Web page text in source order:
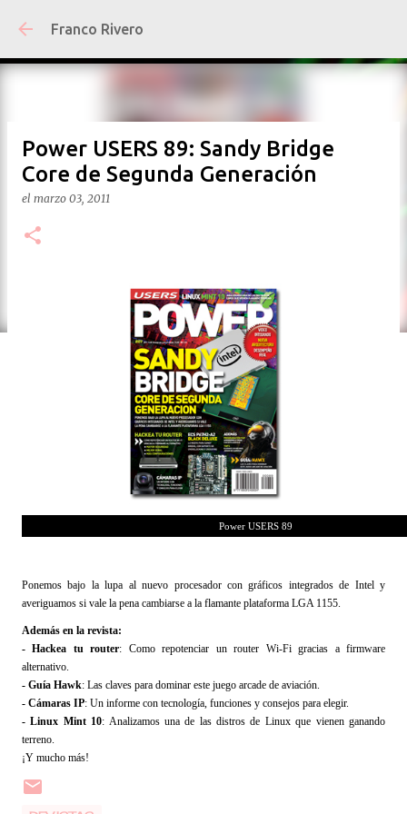
Franco Rivero
Power USERS 89: Sandy Bridge
Core de Segunda Generación
el marzo 03, 2011
Power USERS 89
Ponemos bajo la lupa al nuevo procesador con gráficos integrados de Intel y
averiguamos si vale la pena cambiarse a la flamante plataforma LGA 1155.
Además en la revista:
- Hackea tu router: Como repotenciar un router Wi-Fi gracias a firmware
alternativo.
- Guía Hawk: Las claves para dominar este juego arcade de aviación.
- Cámaras IP: Un informe con tecnología, funciones y consejos para elegir.
- Linux Mint 10: Analizamos una de las distros de Linux que vienen ganando
terreno.
¡Y mucho más!